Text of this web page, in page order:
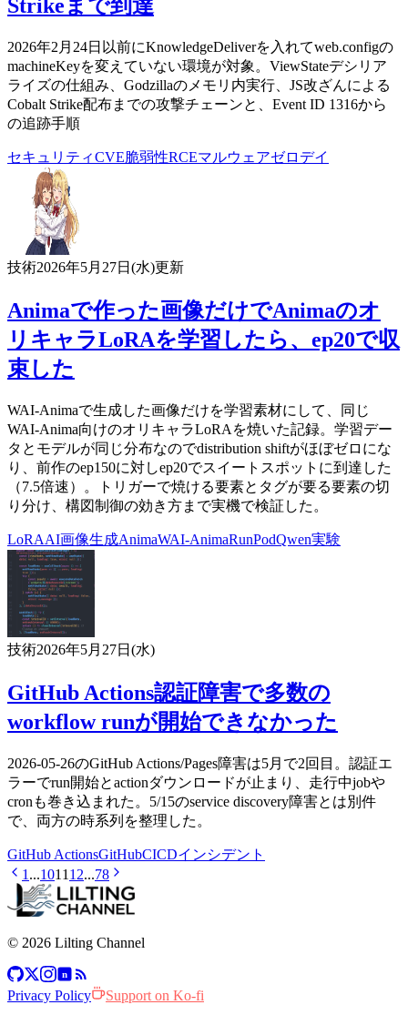
Strikeまで到達
2026年2月24日以前にKnowledgeDeliverを入れてweb.configの
machineKeyを変えていない環境が対象。ViewStateデシリア
ライズの仕組み、Godzillaのメモリ内実行、JS改ざんによる
Cobalt Strike配布までの攻撃チェーンと、Event ID 1316から
の追跡手順
セキュリティCVE脆弱性RCEマルウェアゼロデイ
技術2026年5月27日(水)更新
Animaで作った画像だけでAnimaのオ
リキャラLoRAを学習したら、ep20で収
束した
WAI-Animaで生成した画像だけを学習素材にして、同じ
WAI-Anima向けのオリキャラLoRAを焼いた記録。学習デー
タとモデルが同じ分布なのでdistribution shiftがほぼゼロにな
り、前作のep150に対しep20でスイートスポットに到達した
（7.5倍速）。トリガーで焼ける要素とタグが要る要素の切
り分け、構図制御の効き方まで実機で検証した。
LoRAAI画像生成AnimaWAI-AnimaRunPodQwen実験
技術2026年5月27日(水)
GitHub Actions認証障害で多数の
workflow runが開始できなかった
2026-05-26のGitHub Actions/Pages障害は5月で2回目。認証エ
ラーでrun開始とactionダウンロードが止まり、走行中jobや
cronも巻き込まれた。5/15のservice discovery障害とは別件
で、両方の時系列を整理した。
GitHub ActionsGitHubCICDインシデント
1 ...1011 12...78
© 2026 Lilting Channel
n
Privacy Policy Support on Ko-fi